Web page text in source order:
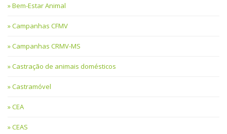
Bem-Estar Animal
Campanhas CFMV
Campanhas CRMV-MS
Castração de animais domésticos
Castramóvel
CEA
CEAS